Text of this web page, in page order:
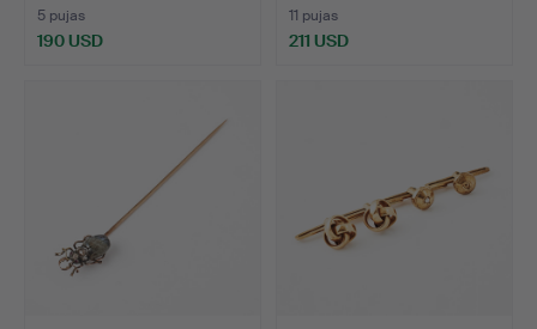
5 pujas
190 USD
11 pujas
211 USD